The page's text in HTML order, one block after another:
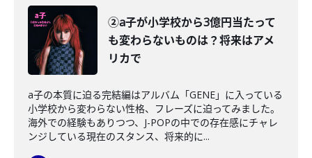
②a子が小学校から3億円当たって
も変わらないものは？将来はアメ
リカで
a子の本質に迫る完結編はアルバム「GENE」に入っている
小学校から変わらない性格、フレーズに迫ってみました。
海外での経験もありつつ、J-POPの中での存在感にチャレ
ンジしている現在のスタンス、将来的に...